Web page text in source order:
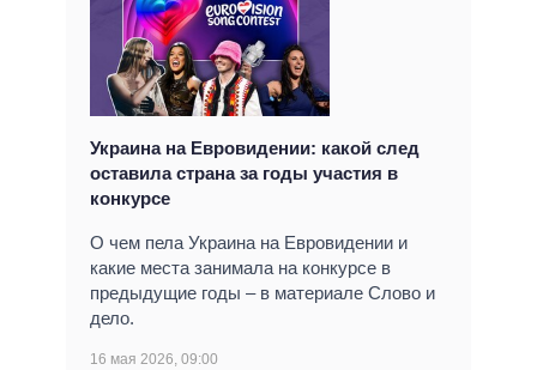
Украина на Евровидении: какой след
оставила страна за годы участия в
конкурсе
О чем пела Украина на Евровидении и
какие места занимала на конкурсе в
предыдущие годы – в материале Слово и
дело.
16 мая 2026, 09:00